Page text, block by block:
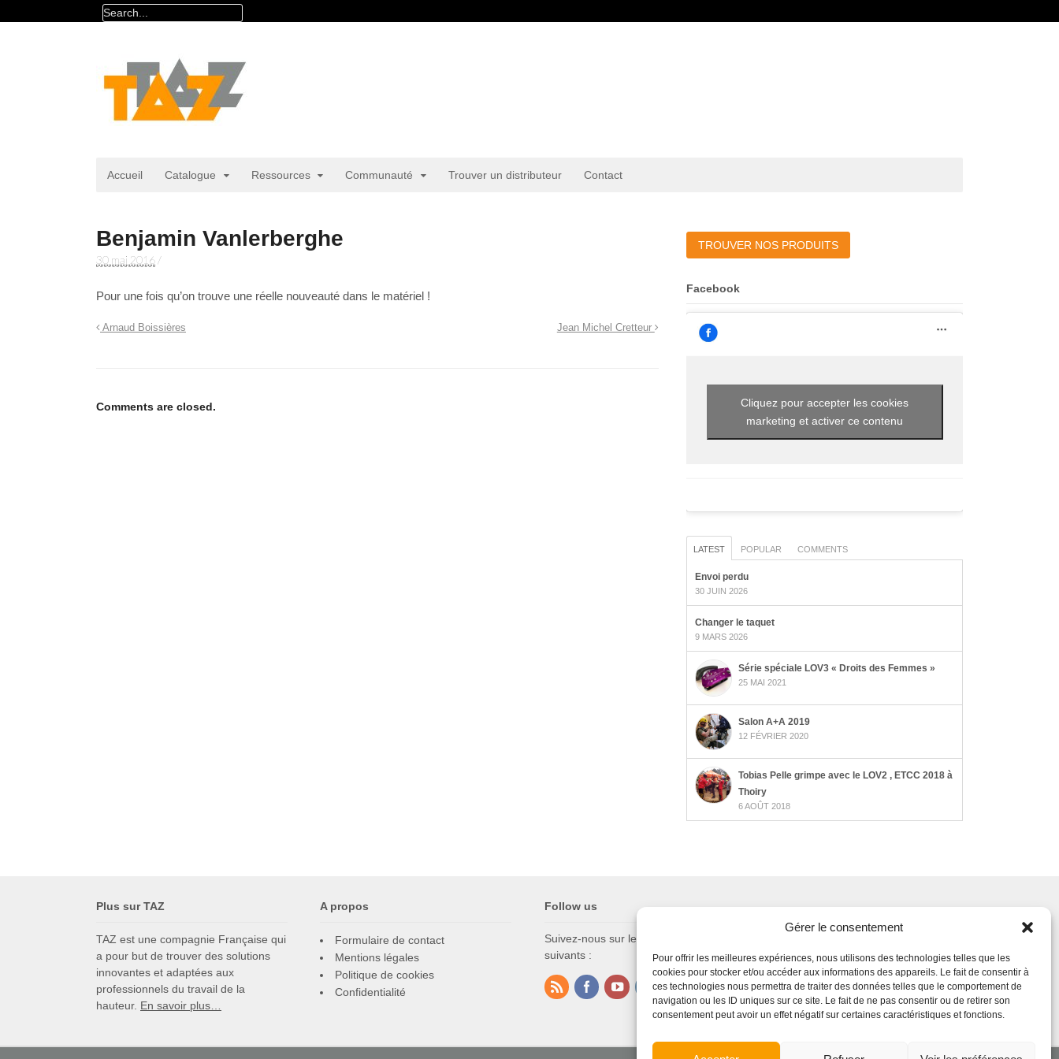
Gérer le consentement
Pour offrir les meilleures expériences, nous utilisons des technologies telles que les
cookies pour stocker et/ou accéder aux informations des appareils. Le fait de consentir à
ces technologies nous permettra de traiter des données telles que le comportement de
navigation ou les ID uniques sur ce site. Le fait de ne pas consentir ou de retirer son
consentement peut avoir un effet négatif sur certaines caractéristiques et fonctions.
Accueil Catalogue Ressources Communauté Trouver un distributeur Contact
Benjamin Vanlerberghe
30 mai 2016 /
Pour une fois qu’on trouve une réelle nouveauté dans le matériel !
Arnaud Boissières Jean Michel Cretteur
Comments are closed.
TROUVER NOS PRODUITS
Facebook
Cliquez pour accepter les cookies
marketing et activer ce contenu
LATEST POPULAR COMMENTS
Envoi perdu
30 JUIN 2026
Changer le taquet
9 MARS 2026
Série spéciale LOV3 « Droits des Femmes »
25 MAI 2021
Salon A+A 2019
12 FÉVRIER 2020
Tobias Pelle grimpe avec le LOV2 , ETCC 2018 à
Thoiry
6 AOÛT 2018
Plus sur TAZ
TAZ est une compagnie Française qui
a pour but de trouver des solutions
innovantes et adaptées aux
professionnels du travail de la
hauteur. En savoir plus…
A propos
Formulaire de contact
Mentions légales
Politique de cookies
Confidentialité
Follow us
Suivez-nous sur les réseaux sociaux
suivants :